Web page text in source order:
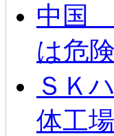
中国
は危険
ＳＫ
体工